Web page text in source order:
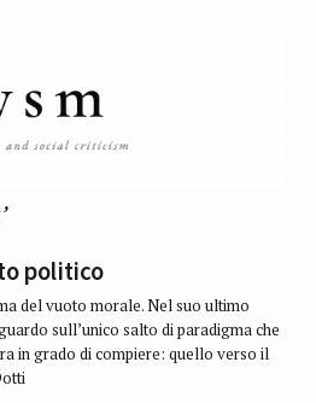
politico
del vuoto morale. Nel suo ultimo
sull’unico salto di paradigma che
in grado di compiere: quello verso il